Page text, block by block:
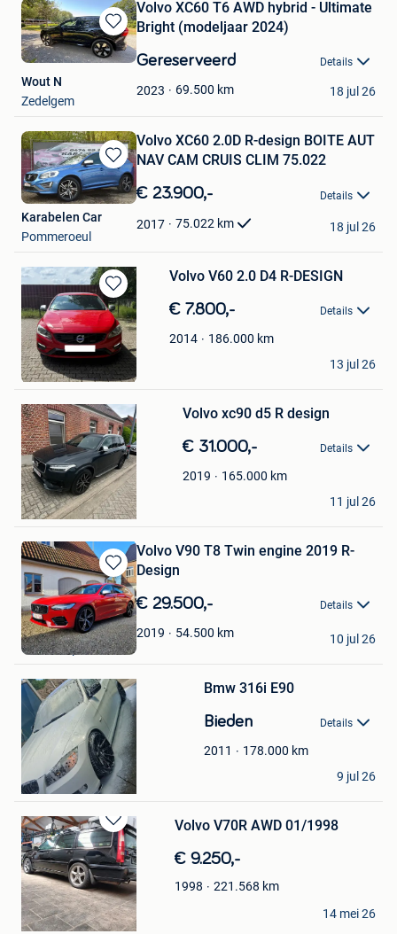
Bewaren
in
Favorieten
Volvo XC60 T6 AWD hybrid - Ultimate
Bright (modeljaar 2024)
Gereserveerd Details
2023 69.500 km
Wout N
Zedelgem
18 jul 26
Bewaren
in
Mijn
Favorieten
Volvo XC60 2.0D R-design BOITE AUT
NAV CAM CRUIS CLIM 75.022
€ 23.900,- Details
2017 75.022 km
Karabelen Car
Pommeroeul
18 jul 26
Bewaren
in
Mijn
Favorieten
Volvo V60 2.0 D4 R-DESIGN
€ 7.800,- Details
2014 186.000 km
Kaan Laquez
Lommel
13 jul 26
in
Mijn
Favorieten
Volvo xc90 d5 R design
€ 31.000,- Details
2019 165.000 km
Cristian
Wuustwezel
11 jul 26
Bewaren
in
Mijn
Favorieten
Volvo V90 T8 Twin engine 2019 R-
Design
€ 29.500,- Details
2019 54.500 km
Jos Vanhevel
Oostkamp
10 jul 26
in
Mijn
Favorieten
Bmw 316i E90
Bieden Details
2011 178.000 km
micha
Poperinge
9 jul 26
Bewaren
in
Mijn
Favorieten
Volvo V70R AWD 01/1998
€ 9.250,-
1998 221.568 km
Andreas
Ronse
14 mei 26